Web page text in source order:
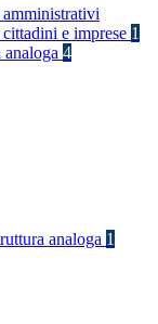
e imprese 1
4
analoga 1